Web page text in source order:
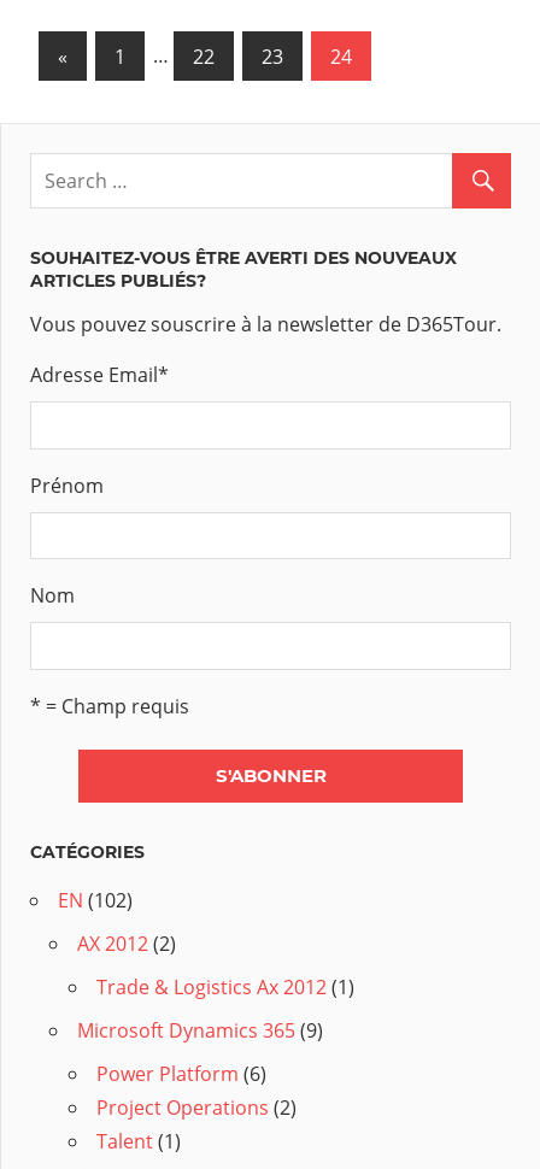
Navigation
des
articles
« Previous
1 … 22 23 24
SOUHAITEZ-VOUS ÊTRE AVERTI DES NOUVEAUX
ARTICLES PUBLIÉS?
Vous pouvez souscrire à la newsletter de D365Tour.
Adresse Email*
Prénom
Nom
* = Champ requis
CATÉGORIES
EN (102)
AX 2012(2)
Trade & Logistics Ax 2012(1)
Microsoft Dynamics 365(9)
Power Platform (6)
Project Operations (2)
Talent(1)